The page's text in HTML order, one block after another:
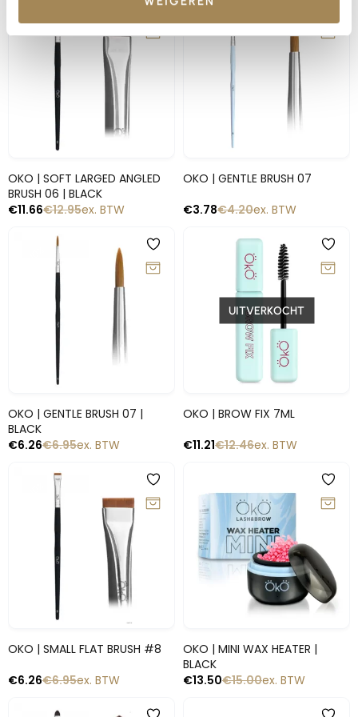
-10%
OKO | SOFT LARGED ANGLED
BRUSH 06 | BLACK
€12.95
€11.66 ex. BTW
-10%
OKO | GENTLE BRUSH 07
€4.20
€3.78 ex. BTW
OKO | GENTLE BRUSH 07 |
BLACK
€6.95
€6.26 ex. BTW
UITVERKOCHT
Snelle blik
OKO | BROW FIX 7ML
€12.46
€11.21 ex. BTW
OKO | SMALL FLAT BRUSH #8
€6.95
€6.26 ex. BTW
-10%
OKO | MINI WAX HEATER |
BLACK
€15.00
€13.50 ex. BTW